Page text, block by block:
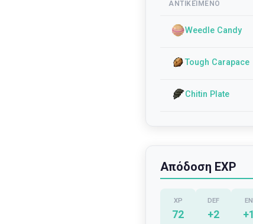
ΑΝΤΙΚΕΊΜΕΝΟ
Weedle Candy
Tough Carapace
Chitin Plate
Απόδοση EXP
XP
72
DEF
+2
EN
+1